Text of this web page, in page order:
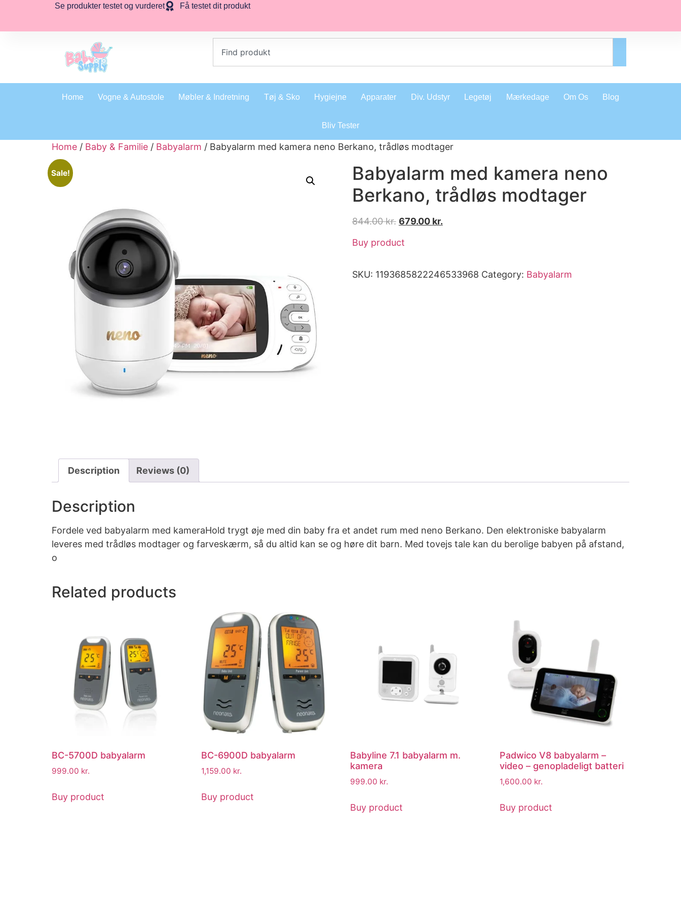
Se produkter testet og vurderet Få testet dit produkt
Home Vogne & Autostole Møbler & Indretning Tøj & Sko Hygiejne Apparater Div. Udstyr Legetøj Mærkedage Om Os Blog
Bliv Tester
Home / Baby & Familie / Babyalarm / Babyalarm med kamera neno Berkano, trådløs modtager
Sale!
Babyalarm med kamera neno
Berkano, trådløs modtager
844.00kr. 679.00 kr.
Buy product
SKU: 1193685822246533968 Category: Babyalarm
Description Reviews (0)
Description
Fordele ved babyalarm med kameraHold trygt øje med din baby fra et andet rum med neno Berkano. Den elektroniske babyalarm
leveres med trådløs modtager og farveskærm, så du altid kan se og høre dit barn. Med tovejs tale kan du berolige babyen på afstand,
o
Related products
BC-5700D babyalarm
999.00 kr.
Buy product
BC-6900D babyalarm
1,159.00 kr.
Buy product
Babyline 7.1 babyalarm m.
kamera
999.00 kr.
Buy product
Padwico V8 babyalarm –
video – genopladeligt batteri
1,600.00 kr.
Buy product